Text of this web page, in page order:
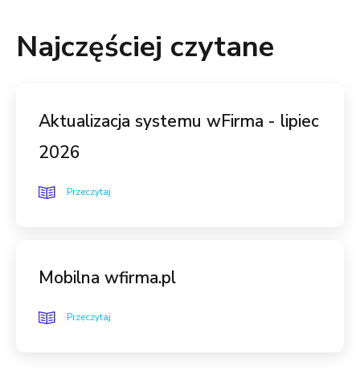
Najczęściej czytane
Aktualizacja systemu wFirma - lipiec
2026
Przeczytaj
Mobilna wfirma.pl
Przeczytaj